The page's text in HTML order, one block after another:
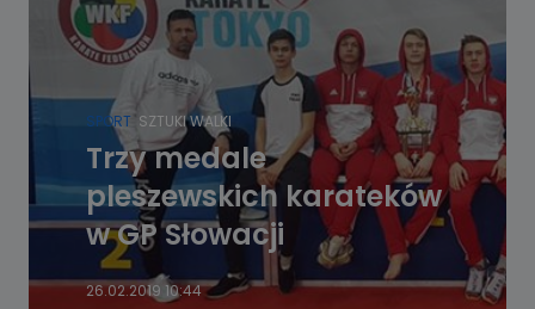
SPORT SZTUKI WALKI
Trzy medale
pleszewskich karateków
w GP Słowacji
26.02.2019 10:44